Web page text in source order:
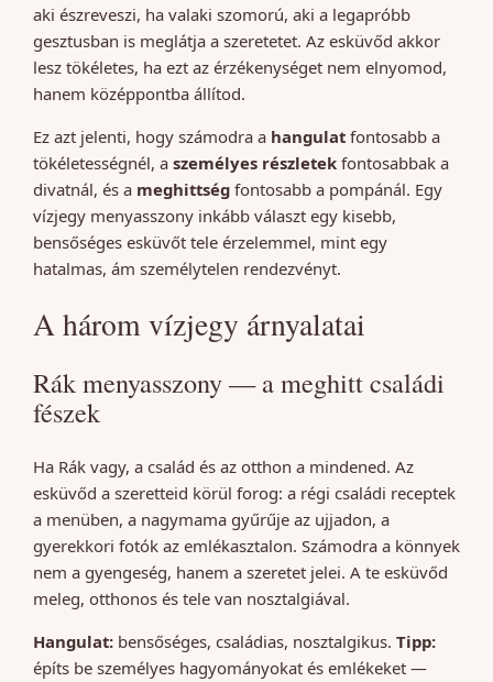
aki észreveszi, ha valaki szomorú, aki a legapróbb
gesztusban is meglátja a szeretetet. Az esküvőd akkor
lesz tökéletes, ha ezt az érzékenységet nem elnyomod,
hanem középpontba állítod.
Ez azt jelenti, hogy számodra a hangulat fontosabb a
tökéletességnél, a személyes részletek fontosabbak a
divatnál, és a meghittség fontosabb a pompánál. Egy
vízjegy menyasszony inkább választ egy kisebb,
bensőséges esküvőt tele érzelemmel, mint egy
hatalmas, ám személytelen rendezvényt.
A három vízjegy árnyalatai
Rák menyasszony — a meghitt családi
fészek
Ha Rák vagy, a család és az otthon a mindened. Az
esküvőd a szeretteid körül forog: a régi családi receptek
a menüben, a nagymama gyűrűje az ujjadon, a
gyerekkori fotók az emlékasztalon. Számodra a könnyek
nem a gyengeség, hanem a szeretet jelei. A te esküvőd
meleg, otthonos és tele van nosztalgiával.
Hangulat: bensőséges, családias, nosztalgikus. Tipp:
építs be személyes hagyományokat és emlékeket —